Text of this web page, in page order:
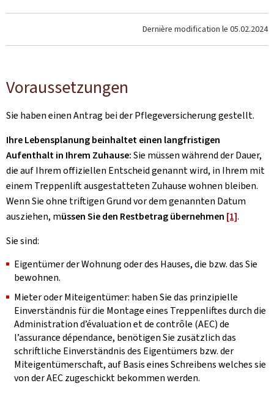
Dernière modification le 05.02.2024
Voraussetzungen
Sie haben einen Antrag bei der Pflegeversicherung gestellt.
Ihre Lebensplanung beinhaltet einen langfristigen
Aufenthalt in Ihrem Zuhause:Sie müssen während der Dauer,
die auf Ihrem offiziellen Entscheid genannt wird, in Ihrem mit
einem Treppenlift ausgestatteten Zuhause wohnen bleiben.
Wenn Sie ohne triftigen Grund vor dem genannten Datum
ausziehen, müssen Sie den Restbetrag übernehmen [1].
Sie sind:
Eigentümer der Wohnung oder des Hauses, die bzw. das Sie
bewohnen.
Mieter oder Miteigentümer: haben Sie das prinzipielle
Einverständnis für die Montage eines Treppenliftes durch die
Administration d’évaluation et de contrôle (AEC) de
l’assurance dépendance, benötigen Sie zusätzlich das
schriftliche Einverständnis des Eigentümers bzw. der
Miteigentümerschaft, auf Basis eines Schreibens welches sie
von der AEC zugeschickt bekommen werden.